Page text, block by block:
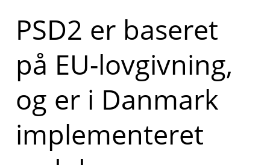
PSD2 er baseret
på EU-lovgivning,
og er i Danmark
implementeret